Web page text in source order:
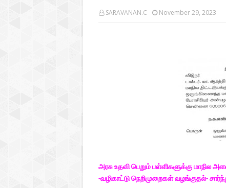
SARAVANAN.C November 29, 2023
அரசு உதவி பெறும் பள்ளிகளுக்கு மாநில
-வழிகாட்டு நெறிமுறைகள் வழங்குதல்-